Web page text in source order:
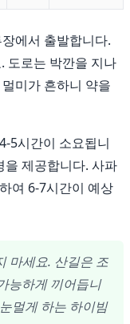
에서 출발합니다.
도로는 박깐을 지나
미가 흔하니 약을
5시간이 소요됩니
을 제공합니다. 사파
여 6-7시간이 예상
마세요. 산길은 조
능하게 끼어듭니
멀게 하는 하이빔